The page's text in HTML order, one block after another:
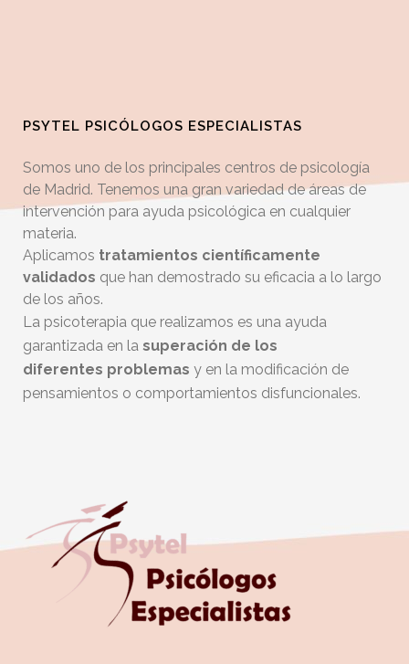
PSYTEL PSICÓLOGOS ESPECIALISTAS
Somos uno de los principales centros de psicología
de Madrid. Tenemos una gran variedad de áreas de
intervención para ayuda psicológica en cualquier
materia.
Aplicamos tratamientos científicamente
validados que han demostrado su eficacia a lo largo
de los años.
La psicoterapia que realizamos es una ayuda
garantizada en la superación de los
diferentes problemas y en la modificación de
pensamientos o comportamientos disfuncionales.